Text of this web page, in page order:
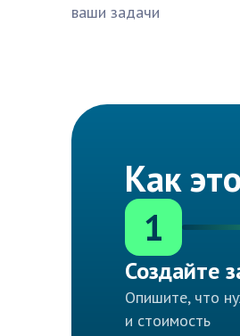
ваши задачи
Как
1
Создайте
Опишите, что
и стоимость